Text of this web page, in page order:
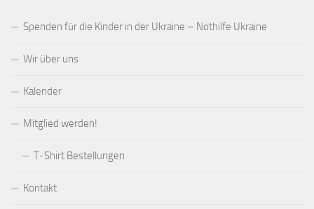
Spenden für die Kinder in der Ukraine – Nothilfe Ukraine
Wir über uns
Kalender
Mitglied werden!
T-Shirt Bestellungen
Kontakt